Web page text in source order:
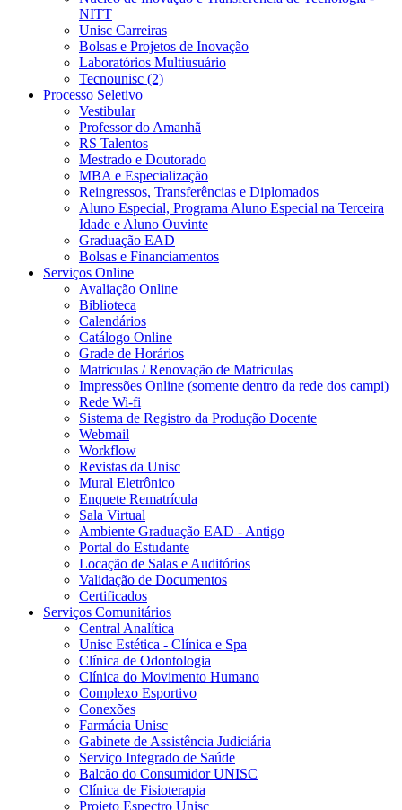
NITT
Unisc Carreiras
Bolsas e Projetos de Inovação
Laboratórios Multiusuário
Tecnounisc (2)
Processo Seletivo
Vestibular
Professor do Amanhã
RS Talentos
Mestrado e Doutorado
MBA e Especialização
Reingressos, Transferências e Diplomados
Aluno Especial, Programa Aluno Especial na Terceira
Idade e Aluno Ouvinte
Graduação EAD
Bolsas e Financiamentos
Serviços Online
Avaliação Online
Biblioteca
Calendários
Catálogo Online
Grade de Horários
Matriculas / Renovação de Matriculas
Impressões Online (somente dentro da rede dos campi)
Rede Wi-fi
Sistema de Registro da Produção Docente
Webmail
Workflow
Revistas da Unisc
Mural Eletrônico
Enquete Rematrícula
Sala Virtual
Ambiente Graduação EAD - Antigo
Portal do Estudante
Locação de Salas e Auditórios
Validação de Documentos
Certificados
Serviços Comunitários
Central Analítica
Unisc Estética - Clínica e Spa
Clínica de Odontologia
Clínica do Movimento Humano
Complexo Esportivo
Conexões
Farmácia Unisc
Gabinete de Assistência Judiciária
Serviço Integrado de Saúde
Balcão do Consumidor UNISC
Clínica de Fisioterapia
Projeto Espectro Unisc